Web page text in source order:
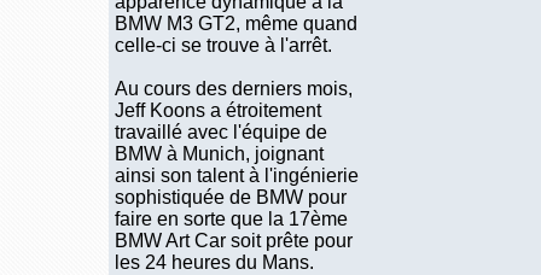
BMW M3 GT2, même quand
celle-ci se trouve à l'arrêt.
Au cours des derniers mois,
Jeff Koons a étroitement
travaillé avec l'équipe de
BMW à Munich, joignant
ainsi son talent à l'ingénierie
sophistiquée de BMW pour
faire en sorte que la 17ème
BMW Art Car soit prête pour
les 24 heures du Mans.